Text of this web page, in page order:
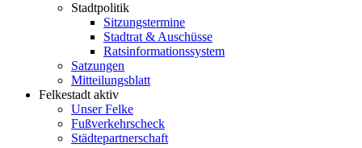
Stadtpolitik
Sitzungstermine
Stadtrat & Auschüsse
Ratsinformationssystem
Satzungen
Mitteilungsblatt
Felkestadt aktiv
Unser Felke
Fußverkehrscheck
Städtepartnerschaft